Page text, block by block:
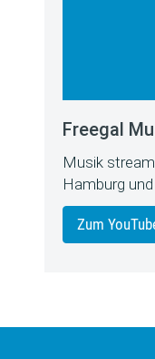
Freegal
Musik
Hamburg und
Zum